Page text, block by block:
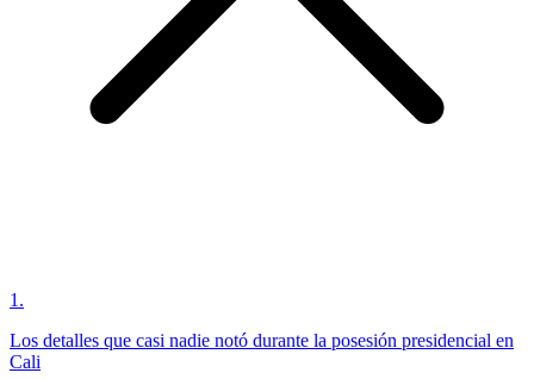
1 .
Los detalles que casi nadie notó durante la posesión presidencial en
Cali